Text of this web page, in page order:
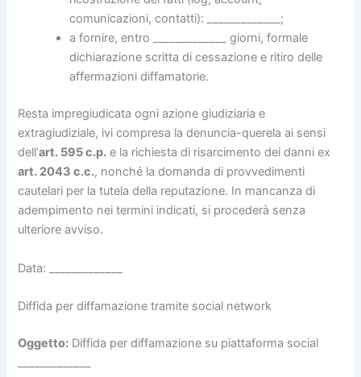
comunicazioni, contatti): _____________;
a fornire, entro _____________ giorni, formale
dichiarazione scritta di cessazione e ritiro delle
affermazioni diffamatorie.
Resta impregiudicata ogni azione giudiziaria e
extragiudiziale, ivi compresa la denuncia-querela ai sensi
dell’art. 595 c.p. e la richiesta di risarcimento dei danni ex
art. 2043 c.c., nonché la domanda di provvedimenti
cautelari per la tutela della reputazione. In mancanza di
adempimento nei termini indicati, si procederà senza
ulteriore avviso.
Data: _____________
Diffida per diffamazione tramite social network
Oggetto: Diffida per diffamazione su piattaforma social